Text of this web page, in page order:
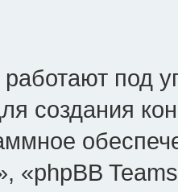
под
создания
«phpBB